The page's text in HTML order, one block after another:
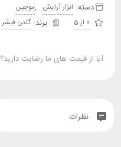
دسته: ابزار آرایش ,موچین
0 از 5
گلدن فیشر
آیا از قیمت های ما رضایت دارید؟
نظرات